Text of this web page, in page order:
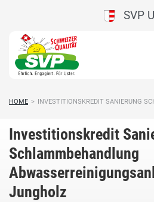
SVP
HOME > INVESTITIONSKREDIT SANIERUNG
Investitionskredit
Schlammbehandlung
Jungholz